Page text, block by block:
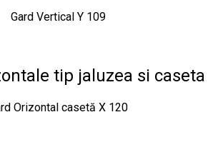
Gard Vertical Y 109
tip jaluzea si caseta
Orizontal casetă X 120